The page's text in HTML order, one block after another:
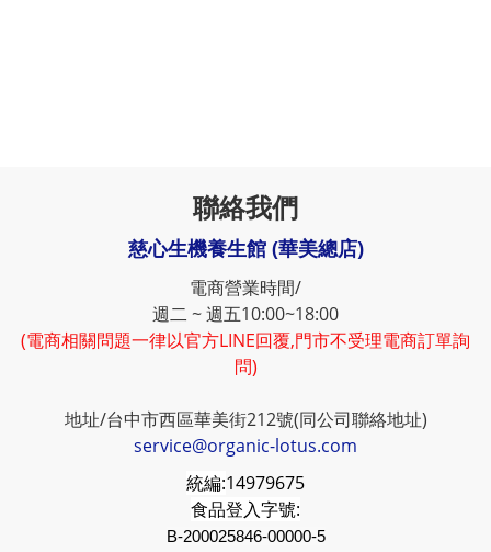
聯絡我們
慈心生機養生館 (華美總店)
電商營業時間/
週二 ~ 週五10:00~18:00
(電商相關問題一律以官方LINE回覆,門市不受理電商訂單詢
問)
地址/台中市西區華美街212號(同公司聯絡地址)
service@organic-lotus.com
統編:14979675
食品登入字號:
B-200025846-00000-5